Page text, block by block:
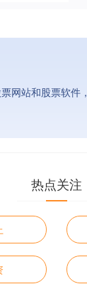
网站和股票软件，
热点关注